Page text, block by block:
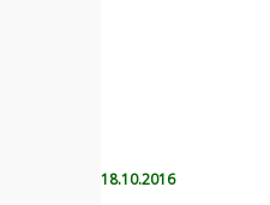
18.10.2016